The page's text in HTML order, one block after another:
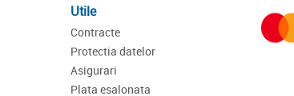
Utile
Contracte
Protectia datelor
Asigurari
Plata esalonata